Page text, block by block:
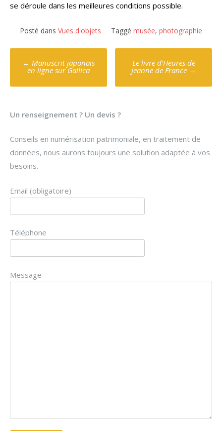
se déroule dans les meilleures conditions possible.
Posté dans Vues d'objets Taggé musée, photographie
Poste
navigation
← Manuscrit japonais
en ligne sur Gallica
Le livre d’Heures de
Jeanne de France →
Un renseignement ? Un devis ?
Conseils en numérisation patrimoniale, en traitement de
données, nous aurons toujours une solution adaptée à vos
besoins.
Email (obligatoire)
Téléphone
Message